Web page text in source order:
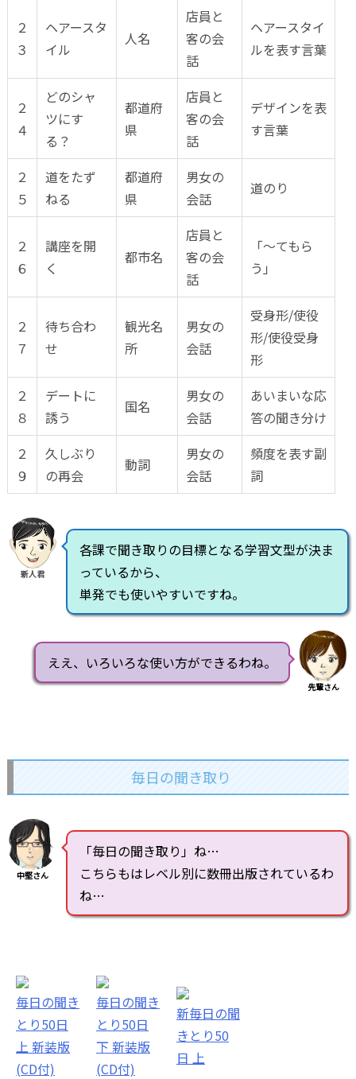
２
３
ヘアースタ
イル
人名
店員と
客の会
話
ヘアースタイ
ルを表す言葉
２
４
どのシャ
ツにす
る？
都道府
県
店員と
客の会
話
デザインを表
す言葉
２
５
道をたず
ねる
都道府
県
男女の
会話
道のり
２
６
講座を開
く
都市名
店員と
客の会
話
「～てもら
う」
２
７
待ち合わ
せ
観光名
所
男女の
会話
受身形/使役
形/使役受身
形
２
８
デートに
誘う
国名
男女の
会話
あいまいな応
答の聞き分け
２
９
久しぶり
の再会
動詞
男女の
会話
頻度を表す副
詞
新人君
各課で聞き取りの目標となる学習文型が決ま
っているから、
単発でも使いやすいですね。
ええ、いろいろな使い方ができるわね。
先輩さん
毎日の聞き取り
中堅さん
「毎日の聞き取り」ね…
こちらもはレベル別に数冊出版されているわ
ね…
毎日の聞き
とり50日
上 新装版
(CD付)
毎日の聞き
とり50日
下 新装版
(CD付)
新毎日の聞
きとり50
日 上